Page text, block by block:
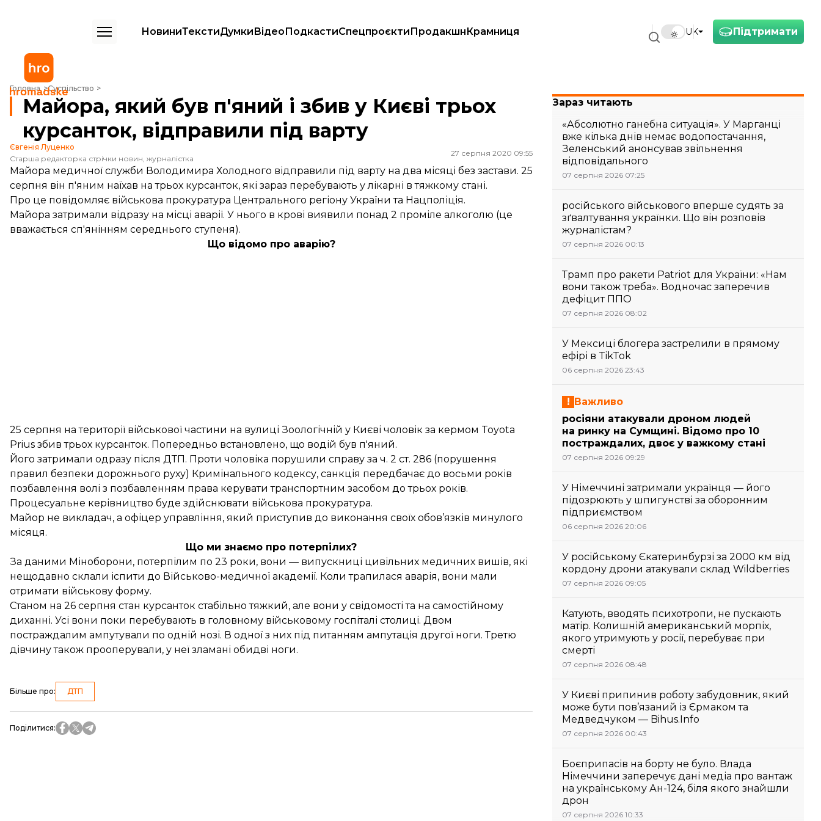
Підтримати
UK
НовиниТекстиДумкиВідеоПодкастиСпецпроєктиПродакшнКрамниця
Головна Суспільство
Майора, який був п'яний і збив у Києві трьох курсанток, відправили під варту
Майора, який був п'яний і збив у Києві трьох
курсанток, відправили під варту
Євгенія Луценко
Старша редакторка стрічки новин, журналістка
27 серпня 2020 09:55
Майора медичної служби Володимира Холодного відправили під варту на два місяці без застави. 25
серпня він п'яним наїхав на трьох курсанток, які зараз перебувають у лікарні в тяжкому стані.
Про це повідомляє військова прокуратура Центрального регіону України та Нацполіція.
Майора затримали відразу на місці аварії. У нього в крові виявили понад 2 проміле алкоголю (це
вважається сп'янінням середнього ступеня).
Що відомо про аварію?
25 серпня на території військової частини на вулиці Зоологічній у Києві чоловік за кермом Toyota
Prius збив трьох курсанток. Попередньо встановлено, що водій був п'яний.
Його затримали одразу після ДТП. Проти чоловіка порушили справу за ч. 2 ст. 286 (порушення
правил безпеки дорожнього руху) Кримінального кодексу, санкція передбачає до восьми років
позбавлення волі з позбавленням права керувати транспортним засобом до трьох років.
Процесуальне керівництво буде здійснювати військова прокуратура.
Майор не викладач, а офіцер управління, який приступив до виконання своїх обов’язків минулого
місяця.
Що ми знаємо про потерпілих?
За даними Міноборони, потерпілим по 23 роки, вони — випускниці цивільних медичних вишів, які
нещодавно склали іспити до Військово-медичної академії. Коли трапилася аварія, вони мали
отримати військову форму.
Станом на 26 серпня стан курсанток стабільно тяжкий, але вони у свідомості та на самостійному
диханні. Усі вони поки перебувають в головному військовому госпіталі столиці. Двом
постраждалим ампутували по одній нозі. В одної з них під питанням ампутація другої ноги. Третю
дівчину також прооперували, у неї зламані обидві ноги.
Більше про: ДТП
Поділитися:
Зараз читають
«Абсолютно ганебна ситуація». У Марганці
вже кілька днів немає водопостачання,
Зеленський анонсував звільнення
відповідального
07 серпня 2026 07:25
російського військового вперше судять за
зґвалтування українки. Що він розповів
журналістам?
07 серпня 2026 00:13
Трамп про ракети Patriot для України: «Нам
вони також треба». Водночас заперечив
дефіцит ППО
07 серпня 2026 08:02
У Мексиці блогера застрелили в прямому
ефірі в TikTok
06 серпня 2026 23:43
Важливо
росіяни атакували дроном людей
на ринку на Сумщині. Відомо про 10
постраждалих, двоє у важкому стані
07 серпня 2026 09:29
У Німеччині затримали українця — його
підозрюють у шпигунстві за оборонним
підприємством
06 серпня 2026 20:06
У російському Єкатеринбурзі за 2000 км від
кордону дрони атакували склад Wildberries
07 серпня 2026 09:05
Катують, вводять психотропи, не пускають
матір. Колишній американський морпіх,
якого утримують у росії, перебуває при
смерті
07 серпня 2026 08:48
У Києві припинив роботу забудовник, який
може бути пов’язаний із Єрмаком та
Медведчуком — Bihus.Info
07 серпня 2026 00:43
Боєприпасів на борту не було. Влада
Німеччини заперечує дані медіа про вантаж
на українському Ан-124, біля якого знайшли
дрон
07 серпня 2026 10:33